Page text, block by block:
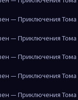
— Приключения Тома
— Приключения Тома
— Приключения Тома
— Приключения Тома
— Приключения Тома